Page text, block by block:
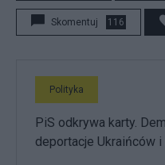
Skomentuj 116
Polityka
PiS odkrywa karty.
deportacje Ukraińców